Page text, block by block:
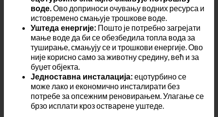
ецотурбино значајно смањује потрошњу
воде.
Ово доприноси очувању водних ресурса и
истовремено смањује трошкове воде.
Уштеда енергије:
Пошто је потребно загрејати
мање воде да би се обезбедила топла вода за
туширање, смањују се и трошкови енергије. Ово
није корисно само за животну средину, већ и за
буџет објекта.
Једноставна инсталација:
ецотурбино се
може лако и економично инсталирати без
потребе за опсежним реновирањем. Улагање се
брзо исплати кроз остварене уштеде.